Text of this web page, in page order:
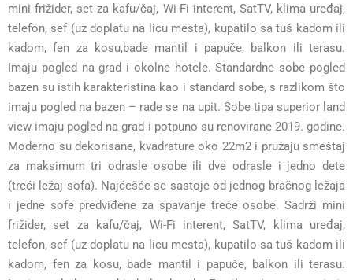
mini frižider, set za kafu/čaj, Wi-Fi interent, SatTV, klima uređaj,
telefon, sef (uz doplatu na licu mesta), kupatilo sa tuš kadom ili
kadom, fen za kosu,bade mantil i papuče, balkon ili terasu.
Imaju pogled na grad i okolne hotele. Standardne sobe pogled
bazen su istih karakteristina kao i standard sobe, s razlikom što
imaju pogled na bazen – rade se na upit. Sobe tipa superior land
view imaju pogled na grad i potpuno su renovirane 2019. godine.
Moderno su dekorisane, kvadrature oko 22m2 i pružaju smeštaj
za maksimum tri odrasle osobe ili dve odrasle i jedno dete
(treći ležaj sofa). Najčešće se sastoje od jednog bračnog ležaja
i jedne sofe predviđene za spavanje treće osobe. Sadrži mini
frižider, set za kafu/čaj, Wi-Fi interent, SatTV, klima uređaj,
telefon, sef (uz doplatu na licu mesta), kupatilo sa tuš kadom ili
kadom, fen za kosu, bade mantil i papuče, balkon ili terasu.